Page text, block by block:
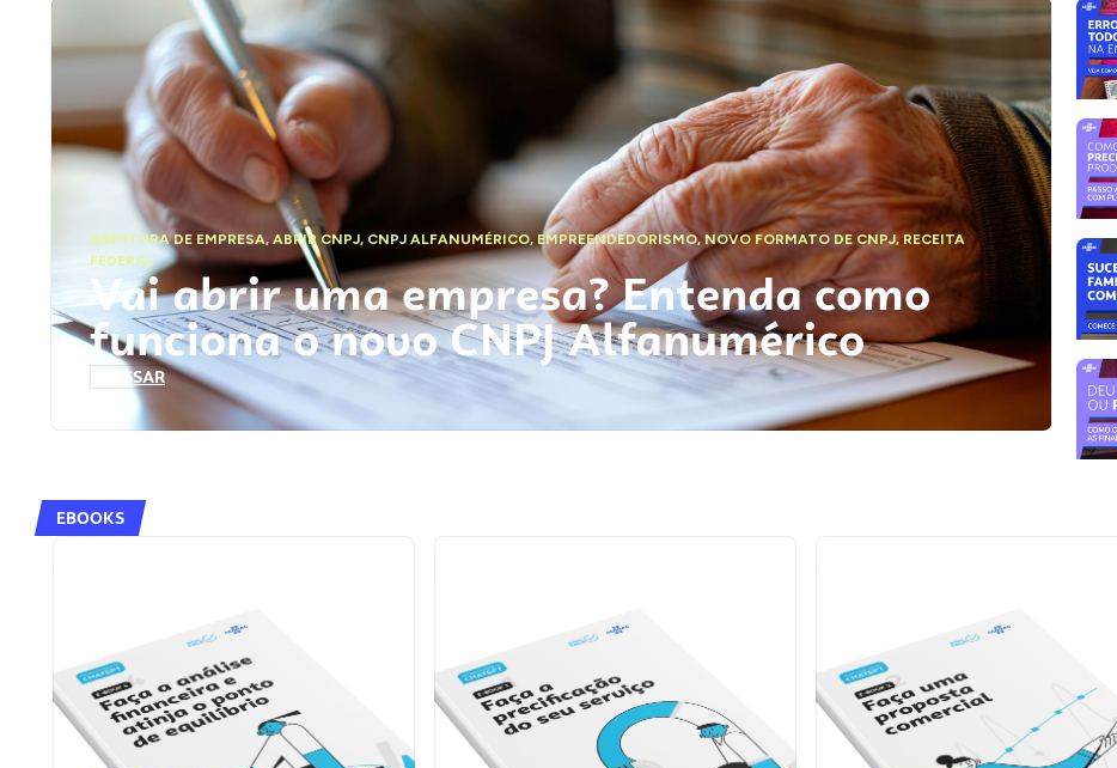
ABERTURA DE EMPRESA,ABRIR CNPJ, CNPJ ALFANUMÉRICO, EMPREENDEDORISMO,NOVO FORMATO DE CNPJ,RECEITA
FEDERAL
Vai abrir uma empresa? Entenda como
funciona o novo CNPJ Alfanumérico
ACESSAR
EBOOKS